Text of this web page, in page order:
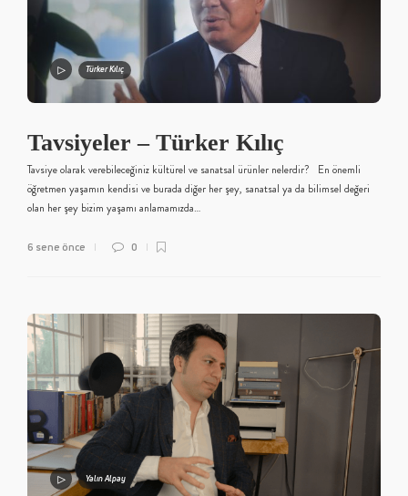
Türker Kılıç
Tavsiyeler – Türker Kılıç
Tavsiye olarak verebileceğiniz kültürel ve sanatsal ürünler nelerdir? En önemli
öğretmen yaşamın kendisi ve burada diğer her şey, sanatsal ya da bilimsel değeri
olan her şey bizim yaşamı anlamamızda…
6 sene önce 0
Yalın Alpay